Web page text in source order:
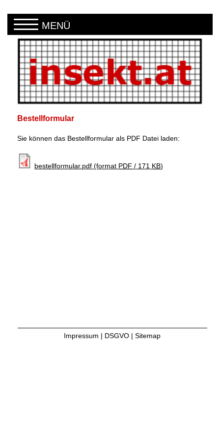
MENÜ
Bestellformular
Sie können das Bestellformular als PDF Datei laden:
bestellformular.pdf (format PDF / 171 KB)
Impressum | DSGVO |Sitemap